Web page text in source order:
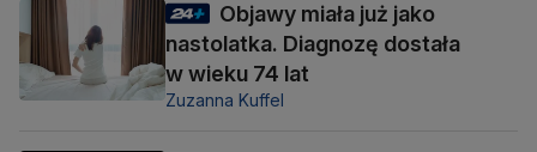
Objawy miała już jako
nastolatka. Diagnozę dostała
w wieku 74 lat
Zuzanna Kuffel